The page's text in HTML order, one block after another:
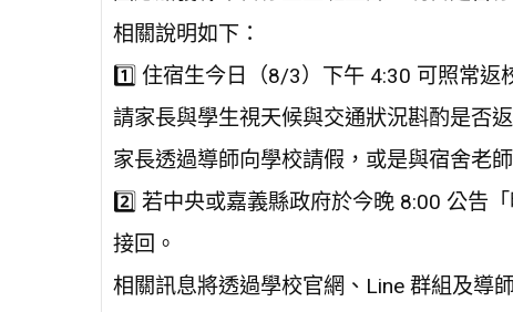
相關說明如下：
1️⃣ 住宿生今日（8/3）下午 4:30 可照常返
請家長與學生視天候與交通狀況斟酌是否
家長透過導師向學校請假，或是與宿舍老師
2️⃣ 若中央或嘉義縣政府於今晚 8:00 公告
接回。
相關訊息將透過學校官網、Line 群組及導